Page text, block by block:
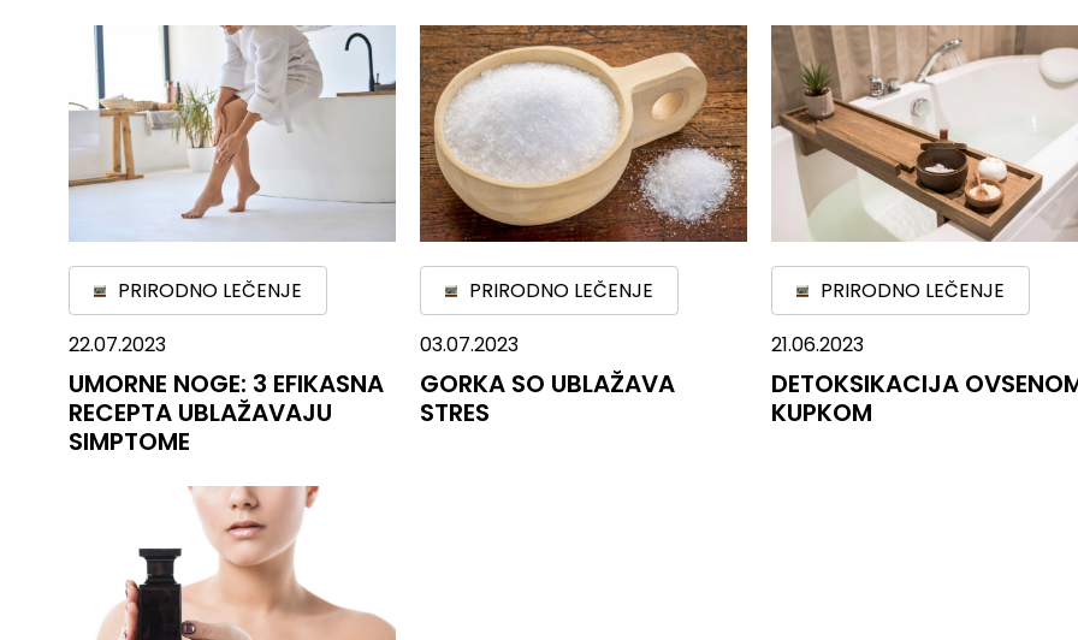
PRIRODNO LEČENJE
22.07.2023
UMORNE NOGE: 3 EFIKASNA
RECEPTA UBLAŽAVAJU
SIMPTOME
PRIRODNO LEČENJE
03.07.2023
GORKA SO UBLAŽAVA
STRES
PRIRODNO LEČENJE
21.06.2023
DETOKSIKACIJA
KUPKOM